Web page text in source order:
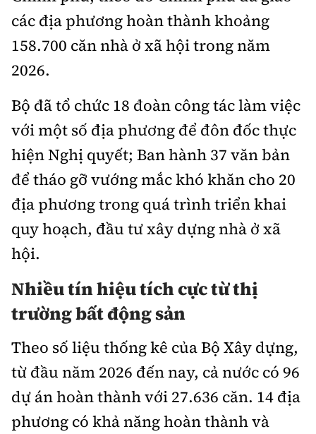
các địa phương hoàn thành khoảng
158.700 căn nhà ở xã hội trong năm
2026.
Bộ đã tổ chức 18 đoàn công tác làm việc
với một số địa phương để đôn đốc thực
hiện Nghị quyết; Ban hành 37 văn bản
để tháo gỡ vướng mắc khó khăn cho 20
địa phương trong quá trình triển khai
quy hoạch, đầu tư xây dựng nhà ở xã
hội.
Nhiều tín hiệu tích cực từ thị
trường bất động sản
Theo số liệu thống kê của Bộ Xây dựng,
từ đầu năm 2026 đến nay, cả nước có 96
dự án hoàn thành với 27.636 căn. 14 địa
phương có khả năng hoàn thành và